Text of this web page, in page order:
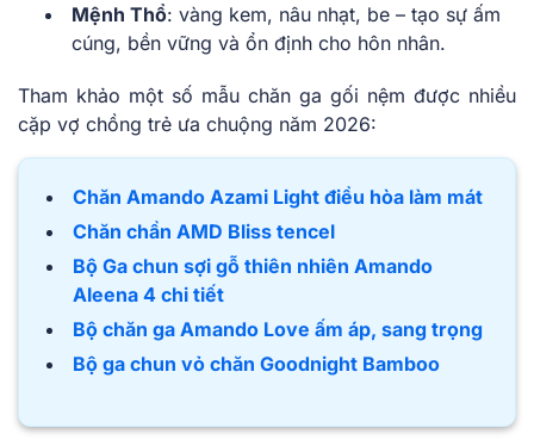
Mệnh Thổ: vàng kem, nâu nhạt, be – tạo sự ấm
cúng, bền vững và ổn định cho hôn nhân.
Tham khảo một số mẫu chăn ga gối nệm được nhiều
cặp vợ chồng trẻ ưa chuộng năm 2026:
Chăn Amando Azami Light điều hòa làm mát
Chăn chần AMD Bliss tencel
Bộ Ga chun sợi gỗ thiên nhiên Amando
Aleena 4 chi tiết
Bộ chăn ga Amando Love ấm áp, sang trọng
Bộ ga chun vỏ chăn Goodnight Bamboo